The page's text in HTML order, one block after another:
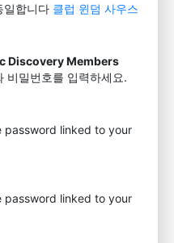
일합니다 클럽 윈덤 사우스
Discovery Members
비밀번호를 입력하세요.
password linked to your
password linked to your